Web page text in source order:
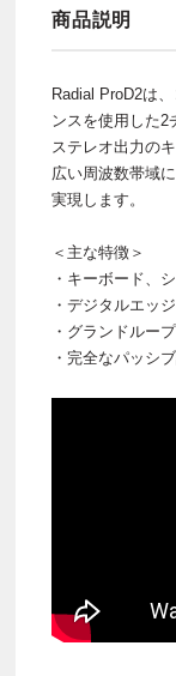
商品説明
Radial ProD2は
ンスを使用した2
ステレオ出力の
広い周波数帯域
実現します。
＜主な特徴＞
・キーボード、
・デジタルエッ
・グランドルー
・完全なパッシ